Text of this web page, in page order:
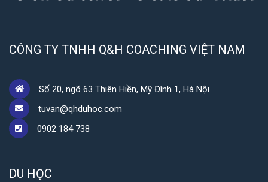
CÔNG TY TNHH Q&H COACHING VIỆT NAM
Số 20, ngõ 63 Thiên Hiền, Mỹ Đình 1, Hà Nội
tuvan@qhduhoc.com
0902 184 738
DU HỌC